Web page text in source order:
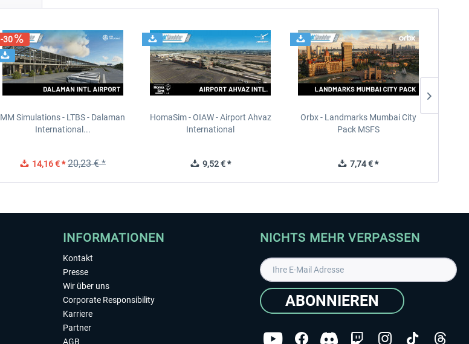
-30
MM Simulations - LTBS - Dalaman
International...
14,16 € * 20,23 € *
HomaSim - OIAW - Airport Ahvaz
International
9,52 € *
Orbx - Landmarks Mumbai City
Pack MSFS
7,74 € *
INFORMATIONEN
Kontakt
Presse
Wir über uns
Corporate Responsibility
Karriere
Partner
AGB
NICHTS MEHR VERPASSEN
ABONNIEREN